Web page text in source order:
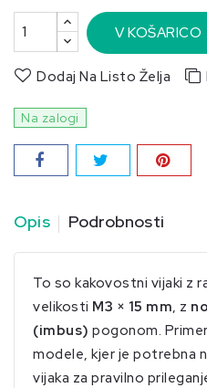
V KOŠARICO
Dodaj Na Listo Želja
Na zalogi
Opis Podrobnosti
To so kakovostni vijaki z
velikosti M3 × 15 mm, z
(imbus) pogonom.
modele, kjer je potrebna
vijaka za pravilno